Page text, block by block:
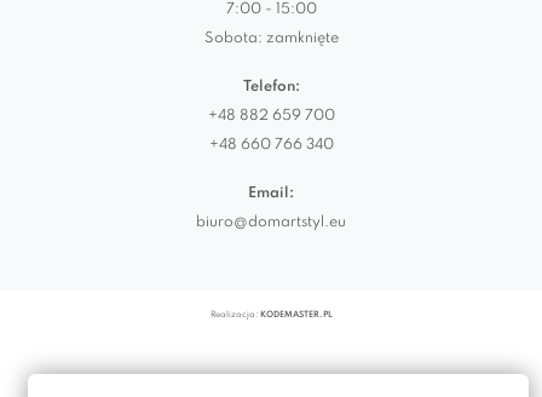
7:00 - 15:00
Sobota: zamknięte
Telefon:
+48 882 659 700
+48 660 766 340
Email:
biuro@domartstyl.eu
Realizacja: KODEMASTER.PL